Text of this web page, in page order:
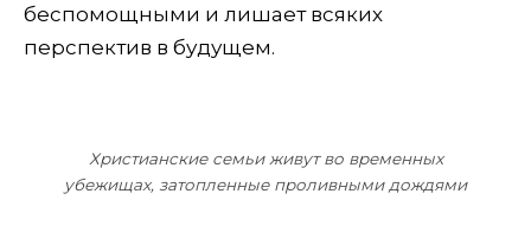
беспомощными и лишает всяких
перспектив в будущем.
Христианские семьи живут во временных
убежищах, затопленные проливными дождями